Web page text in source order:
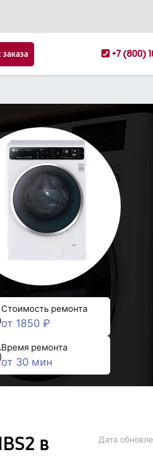
заказа +7 (800)
Стоимость ремонта
от 1850 ₽
Время ремонта
от 30 мин
в
Дата